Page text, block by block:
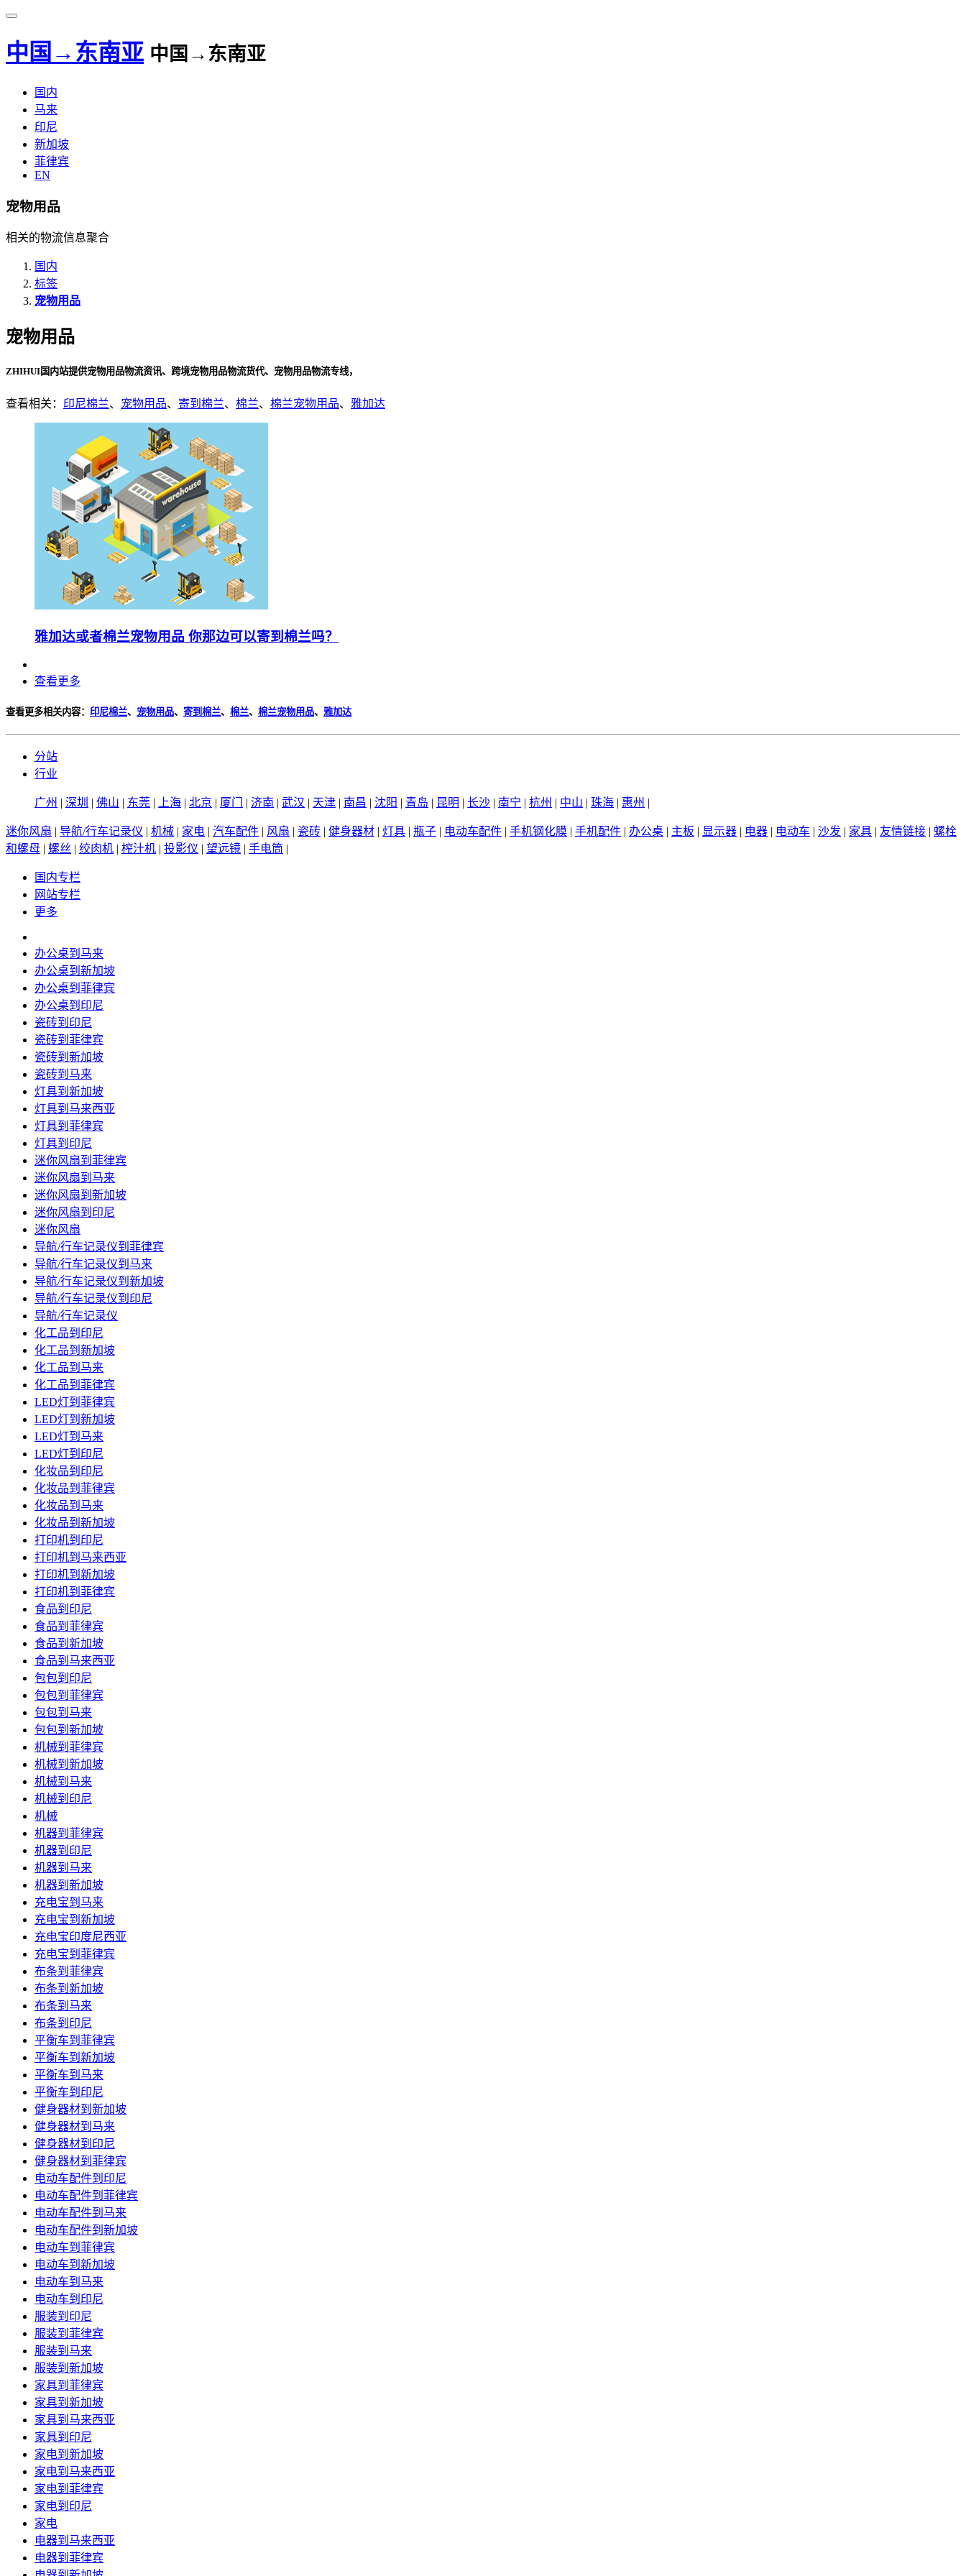
中国→东南亚 中国→东南亚
国内
马来
印尼
新加坡
菲律宾
EN
宠物用品
相关的物流信息聚合
国内
标签
宠物用品
宠物用品
ZHIHUI国内站提供宠物用品物流资讯、跨境宠物用品物流货代、宠物用品物流专线，
查看相关： 印尼棉兰、 宠物用品、 寄到棉兰、 棉兰、 棉兰宠物用品、 雅加达
雅加达或者棉兰宠物用品 你那边可以寄到棉兰吗？
查看更多
查看更多相关内容： 印尼棉兰、 宠物用品、 寄到棉兰、 棉兰、 棉兰宠物用品、 雅加达
分站
行业
广州 | 深圳 | 佛山 | 东莞 | 上海 | 北京 | 厦门 | 济南 | 武汉 | 天津 | 南昌 | 沈阳 | 青岛 | 昆明 | 长沙 | 南宁 | 杭州 | 中山 | 珠海 | 惠州 |
迷你风扇 | 导航/行车记录仪 | 机械 | 家电 | 汽车配件 | 风扇 | 瓷砖 | 健身器材 | 灯具 | 瓶子 | 电动车配件 | 手机钢化膜 | 手机配件 | 办公桌 | 主板 | 显示器 | 电器 | 电动车 | 沙发 | 家具 | 友情链接 | 螺栓
和螺母 | 螺丝 | 绞肉机 | 榨汁机 | 投影仪 | 望远镜 | 手电筒 |
国内专栏
网站专栏
更多
办公桌到马来
办公桌到新加坡
办公桌到菲律宾
办公桌到印尼
瓷砖到印尼
瓷砖到菲律宾
瓷砖到新加坡
瓷砖到马来
灯具到新加坡
灯具到马来西亚
灯具到菲律宾
灯具到印尼
迷你风扇到菲律宾
迷你风扇到马来
迷你风扇到新加坡
迷你风扇到印尼
迷你风扇
导航/行车记录仪到菲律宾
导航/行车记录仪到马来
导航/行车记录仪到新加坡
导航/行车记录仪到印尼
导航/行车记录仪
化工品到印尼
化工品到新加坡
化工品到马来
化工品到菲律宾
LED灯到菲律宾
LED灯到新加坡
LED灯到马来
LED灯到印尼
化妆品到印尼
化妆品到菲律宾
化妆品到马来
化妆品到新加坡
打印机到印尼
打印机到马来西亚
打印机到新加坡
打印机到菲律宾
食品到印尼
食品到菲律宾
食品到新加坡
食品到马来西亚
包包到印尼
包包到菲律宾
包包到马来
包包到新加坡
机械到菲律宾
机械到新加坡
机械到马来
机械到印尼
机械
机器到菲律宾
机器到印尼
机器到马来
机器到新加坡
充电宝到马来
充电宝到新加坡
充电宝印度尼西亚
充电宝到菲律宾
布条到菲律宾
布条到新加坡
布条到马来
布条到印尼
平衡车到菲律宾
平衡车到新加坡
平衡车到马来
平衡车到印尼
健身器材到新加坡
健身器材到马来
健身器材到印尼
健身器材到菲律宾
电动车配件到印尼
电动车配件到菲律宾
电动车配件到马来
电动车配件到新加坡
电动车到菲律宾
电动车到新加坡
电动车到马来
电动车到印尼
服装到印尼
服装到菲律宾
服装到马来
服装到新加坡
家具到菲律宾
家具到新加坡
家具到马来西亚
家具到印尼
家电到新加坡
家电到马来西亚
家电到菲律宾
家电到印尼
家电
电器到马来西亚
电器到菲律宾